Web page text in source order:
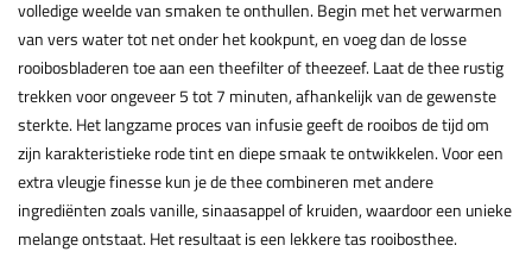
volledige weelde van smaken te onthullen. Begin met het verwarmen
van vers water tot net onder het kookpunt, en voeg dan de losse
rooibosbladeren toe aan een theefilter of theezeef. Laat de thee rustig
trekken voor ongeveer 5 tot 7 minuten, afhankelijk van de gewenste
sterkte. Het langzame proces van infusie geeft de rooibos de tijd om
zijn karakteristieke rode tint en diepe smaak te ontwikkelen. Voor een
extra vleugje finesse kun je de thee combineren met andere
ingrediënten zoals vanille, sinaasappel of kruiden, waardoor een unieke
melange ontstaat. Het resultaat is een lekkere tas rooibosthee.